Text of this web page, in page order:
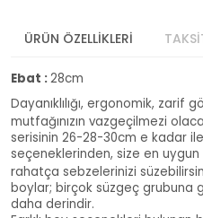
ÜRÜN ÖZELLİKLERİ
Ebat :28cm
Dayanıklılığı, ergonomik, zarif
mutfağınızın vazgeçilmezi
serisinin 26-28-30cm e kadar
seçeneklerinden, size en
rahatça sebzelerinizi
boylar; birçok süzgeç grubuna
daha derindir.